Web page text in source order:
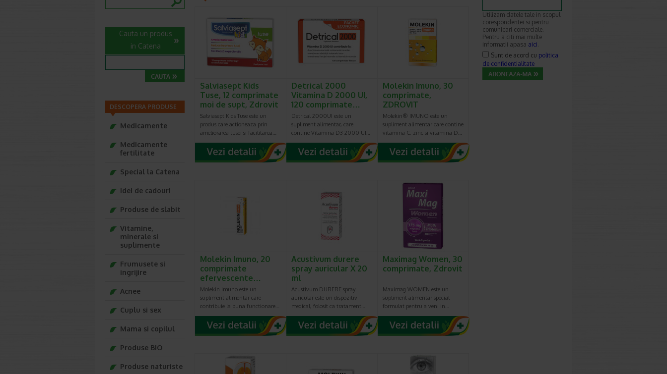
Salviasept Kids
Tuse, 12 comprimate
moi de supt, Zdrovit
Salviasept Kids Tuse este un
produs care actioneaza prin
ameliorarea tusei si facilitarea…
Detrical 2000
Vitamina D 2000 UI,
120 comprimate…
Detrical 2000UI este un
supliment alimentar, care
contine Vitamina D3 2000 UI…
Molekin Imuno, 30
comprimate,
ZDROVIT
Molekin® IMUNO este un
supliment alimentar care contine
vitamina C, zinc si vitamina D…
Molekin Imuno, 20
comprimate
efervescente…
Molekin Imuno este un
supliment alimentar care
contribuie la buna functionare…
Acustivum durere
spray auricular X 20
ml
Acustivum DURERE spray
auricular este un dispozitiv
medical, folosit ca tratament…
Maximag Women, 30
comprimate, Zdrovit
Maximag WOMEN este un
supliment alimentar special
formulat pentru a veni in…
Cauta un produs
in Catena
DESCOPERA PRODUSE
Medicamente
Medicamente
fertilitate
Special la Catena
Idei de cadouri
Produse de slabit
Vitamine,
minerale si
suplimente
Frumusete si
ingrijire
Acnee
Cuplu si sex
Mama si copilul
Produse BIO
Produse naturiste
Utilizam datele tale in scopul
corespondentei si pentru
comunicari comerciale.
Pentru a citi mai multe
informatii apasa aici.
Sunt de acord cu politica
de confidentialitate